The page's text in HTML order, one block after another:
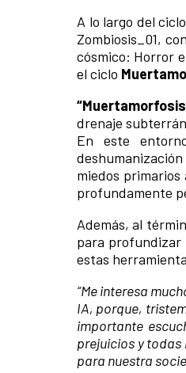
A lo largo del
Zombiosis_01,
cósmico: Horror
el ciclo
drenaje
En este
miedos
profundamente
Además, al
para profundizar
estas
“Me interesa
IA, porque,
importante
prejuicios y todas
para nuestra